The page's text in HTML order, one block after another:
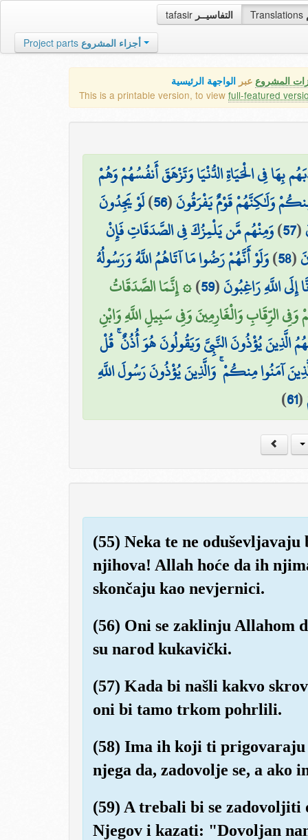
tafasir التفاسيــر Translations
Project parts أجزاء المشروع
المشروع عبر الواجهة الرئيسية
This is a printable version, to view full-featured
بِهَا فِي الْحَيَاةِ الدُّنْيَا وَتَزْهَقَ أَنفُسُهُمْ وَهُمْ
وَلَٰكِنَّهُمْ قَوْمٌ يَفْرَقُونَ(
56
)لَوْ يَجِدُونَ
(
57
)وَمِنْهُم مَّن يَلْمِزُكَ فِي الصَّدَقَاتِ فَإِنْ
(
58
)وَلَوْ أَنَّهُمْ رَضُوا مَا آتَاهُمُ اللَّهُ وَرَسُولُهُ
إِلَى اللَّهِ رَاغِبُونَ(
59
)۞ إِنَّمَا الصَّدَقَاتُ
الرِّقَابِ وَالْغَارِمِينَ وَفِي سَبِيلِ اللَّهِ وَابْنِ
الَّذِينَ يُؤْذُونَ النَّبِيَّ وَيَقُولُونَ هُوَ أُذُنٌ ۚ قُلْ
آمَنُوا مِنكُمْ ۚ وَالَّذِينَ يُؤْذُونَ رَسُولَ اللَّهِ
(
61
)
(55) Neka te ne
njihova! Allah hoće da ih
skončaju kao nevjernici.
(56) Oni se zaklinju Allahom
su narod kukavički.
(57) Kada bi našli kakvo
oni bi tamo trkom pohrlili.
(58) Ima ih koji ti prigovaraju
njega da, zadovolje se, a ako
(59) A trebali bi se
Njegov i kazati: "Dovoljan